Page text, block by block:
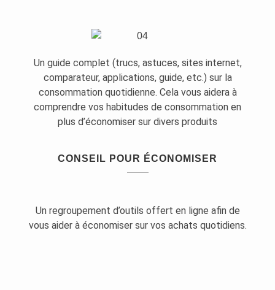
Un guide complet (trucs, astuces, sites internet,
comparateur, applications, guide, etc.) sur la
consommation quotidienne. Cela vous aidera à
comprendre vos habitudes de consommation en
plus d’économiser sur divers produits
CONSEIL POUR ÉCONOMISER
Un regroupement d’outils offert en ligne afin de
vous aider à économiser sur vos achats quotidiens.